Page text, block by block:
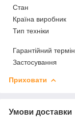
Стан
Країна виробник
Тип техніки
Гарантійний термін
Застосування
Приховати
Умови доставки